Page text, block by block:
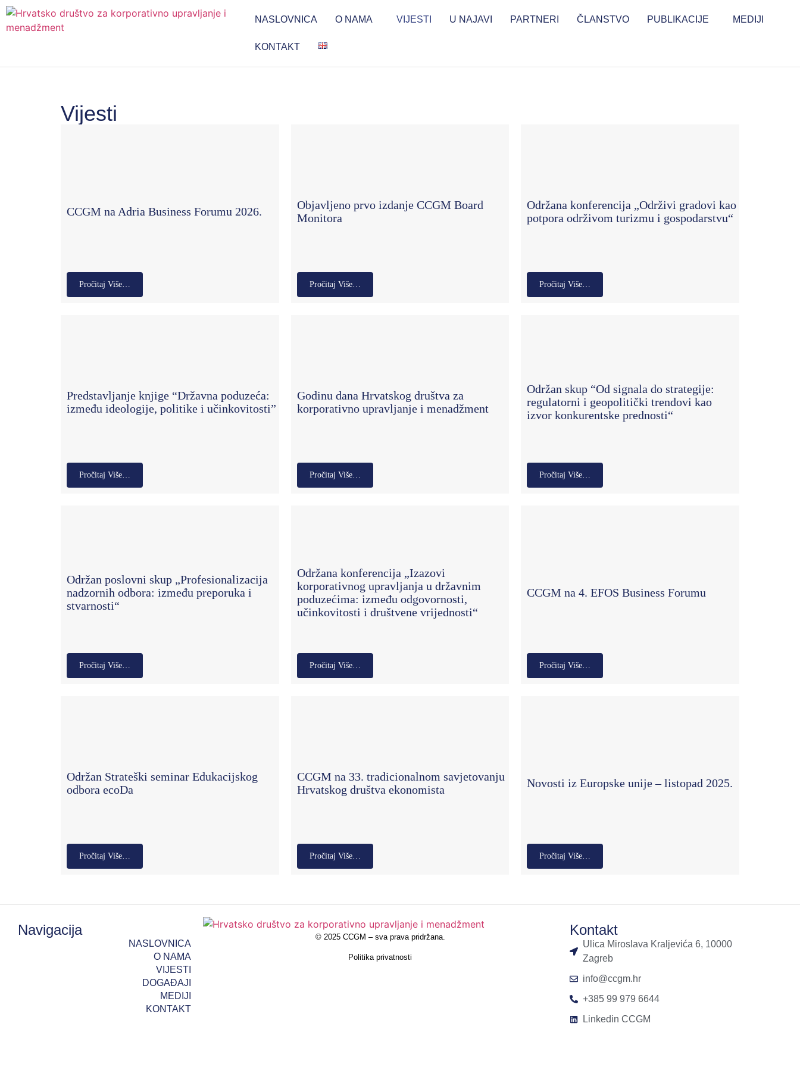
NASLOVNICA O NAMA VIJESTI U NAJAVI PARTNERI ČLANSTVO PUBLIKACIJE MEDIJI
KONTAKT
Vijesti
CCGM na Adria Business Forumu 2026.
Pročitaj Više…
Objavljeno prvo izdanje CCGM Board
Monitora
Pročitaj Više…
Održana konferencija „Održivi gradovi kao
potpora održivom turizmu i gospodarstvu“
Pročitaj Više…
Predstavljanje knjige “Državna poduzeća:
između ideologije, politike i učinkovitosti”
Pročitaj Više…
Godinu dana Hrvatskog društva za
korporativno upravljanje i menadžment
Pročitaj Više…
Održan skup “Od signala do strategije:
regulatorni i geopolitički trendovi kao
izvor konkurentske prednosti“
Pročitaj Više…
Održan poslovni skup „Profesionalizacija
nadzornih odbora: između preporuka i
stvarnosti“
Pročitaj Više…
Održana konferencija „Izazovi
korporativnog upravljanja u državnim
poduzećima: između odgovornosti,
učinkovitosti i društvene vrijednosti“
Pročitaj Više…
CCGM na 4. EFOS Business Forumu
Pročitaj Više…
Održan Strateški seminar Edukacijskog
odbora ecoDa
Pročitaj Više…
CCGM na 33. tradicionalnom savjetovanju
Hrvatskog društva ekonomista
Pročitaj Više…
Novosti iz Europske unije – listopad 2025.
Pročitaj Više…
Navigacija
NASLOVNICA
O NAMA
VIJESTI
DOGAĐAJI
MEDIJI
KONTAKT
© 2025 CCGM – sva prava pridržana.
Politika privatnosti
Kontakt
Ulica Miroslava Kraljevića 6, 10000
Zagreb
info@ccgm.hr
+385 99 979 6644
Linkedin CCGM